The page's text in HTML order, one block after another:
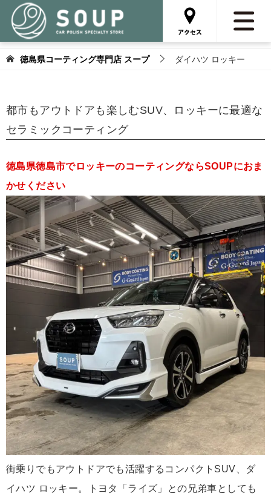
徳島県コーティング専門店 スープ ダイハツ ロッキー
都市もアウトドアも楽しむSUV、ロッキーに最適な
セラミックコーティング
徳島県徳島市でロッキーのコーティングならSOUPにおま
かせください
街乗りでもアウトドアでも活躍するコンパクトSUV、ダ
イハツ ロッキー。トヨタ「ライズ」との兄弟車としても